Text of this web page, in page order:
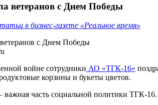
ветеранов с Днем Победы
в бизнес-газете «Реальное время»
войне сотрудники АО «ТГК-16»
корзины и букеты цветов.
часть социальной политики ТГК-